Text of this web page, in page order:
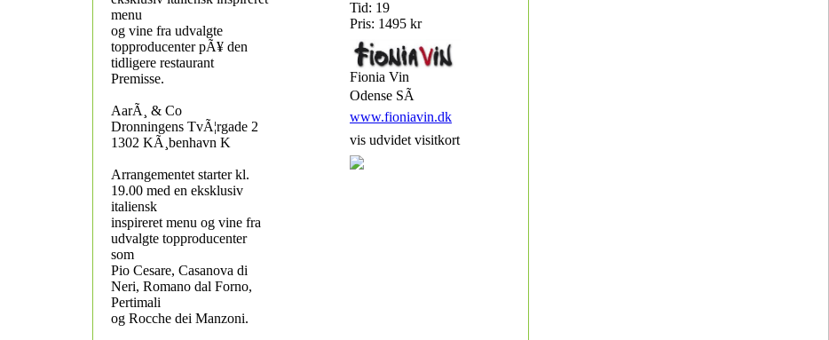
menu
og vine fra udvalgte
topproducenter pÃ¥ den
tidligere restaurant
Premisse.
AarÃ¸ & Co
Dronningens TvÃ¦rgade 2
1302 KÃ¸benhavn K
Arrangementet starter kl.
19.00 med en eksklusiv
italiensk
inspireret menu og vine fra
udvalgte topproducenter
som
Pio Cesare, Casanova di
Neri, Romano dal Forno,
Pertimali
og Rocche dei Manzoni.
Tid: 19
Pris: 1495 kr
Fionia Vin
Odense SÃ
www.fioniavin.dk
vis udvidet visitkort